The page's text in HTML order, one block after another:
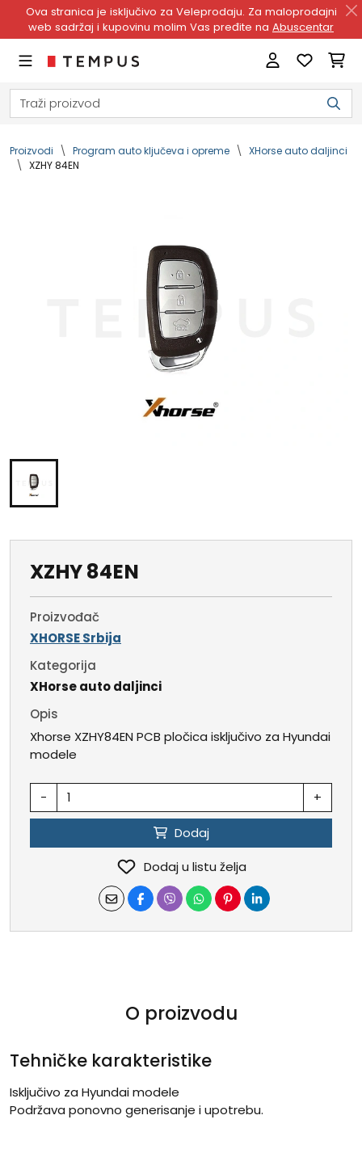
Ova stranica je isključivo za Veleprodaju. Za maloprodajni
web sadržaj i kupovinu molim Vas pređite na Abuscentar
Proizvodi Program auto ključeva i opreme
XHorse auto daljinci
XZHY 84EN
XZHY 84EN
Proizvođač
XHORSE Srbija
Kategorija
XHorse auto daljinci
Opis
Xhorse XZHY84EN PCB pločica isključivo za Hyundai
modele
- +
Dodaj
Dodaj u listu želja
O proizvodu
Tehničke karakteristike
Isključivo za Hyundai modele
Podržava ponovno generisanje i upotrebu.